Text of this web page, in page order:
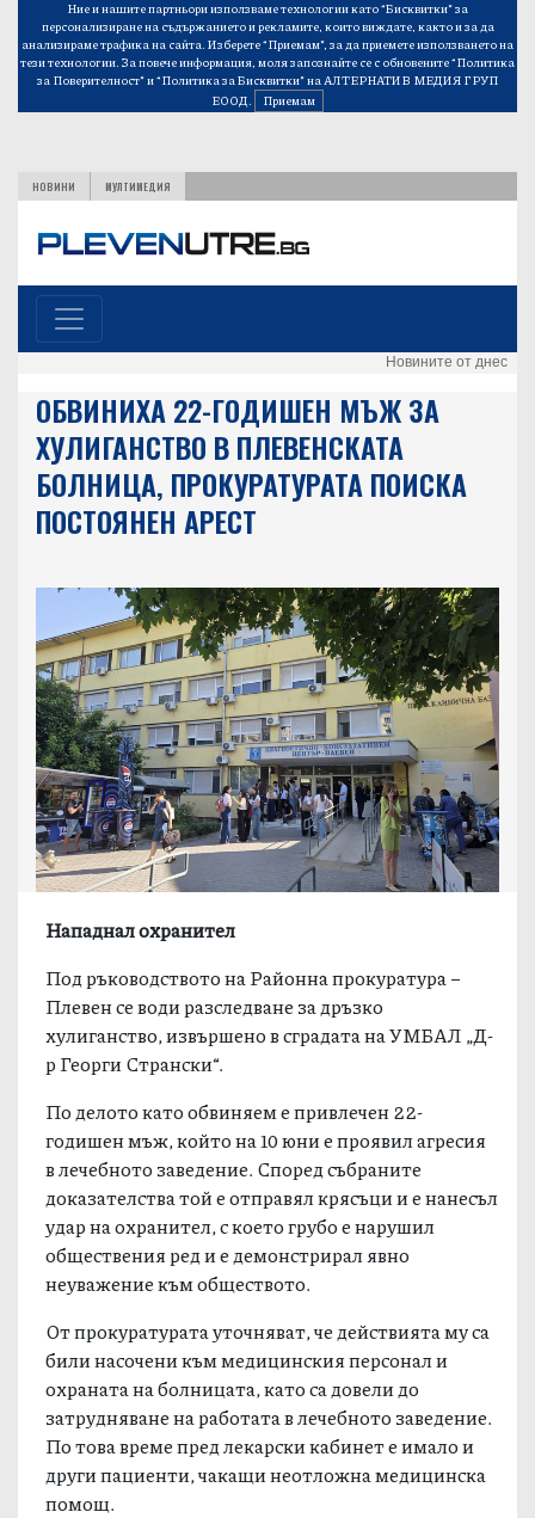
Ние и нашите партньори използваме технологии като “Бисквитки” за
персонализиране на съдържанието и рекламите, които виждате, както и за да
анализираме трафика на сайта. Изберете “Приемам”, за да приемете използването на
тези технологии. За повече информация, моля запознайте се с обновените“Политика
за Поверителност”и“Политика за Бисквитки”на АЛТЕРНАТИВ МЕДИЯ ГРУП
ЕООД.
Приемам
НОВИНИ МУЛТИМЕДИЯ
Новините от днес
ОБВИНИХА 22-ГОДИШЕН МЪЖ ЗА
ХУЛИГАНСТВО В ПЛЕВЕНСКАТА
БОЛНИЦА, ПРОКУРАТУРАТА ПОИСКА
ПОСТОЯНЕН АРЕСТ
Нападнал охранител
Под ръководството на Районна прокуратура –
Плевен се води разследване за дръзко
хулиганство, извършено в сградата на УМБАЛ „Д-
р Георги Странски“.
По делото като обвиняем е привлечен 22-
годишен мъж, който на 10 юни е проявил агресия
в лечебното заведение. Според събраните
доказателства той е отправял крясъци и е нанесъл
удар на охранител, с което грубо е нарушил
обществения ред и е демонстрирал явно
неуважение към обществото.
От прокуратурата уточняват, че действията му са
били насочени към медицинския персонал и
охраната на болницата, като са довели до
затрудняване на работата в лечебното заведение.
По това време пред лекарски кабинет е имало и
други пациенти, чакащи неотложна медицинска
помощ.